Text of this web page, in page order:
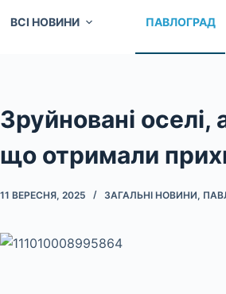
ВСІ НОВИНИ ПАВЛОГРАД
Зруйновані оселі,
що отримали
11 ВЕРЕСНЯ, 2025 ЗАГАЛЬНІ НОВИНИ,